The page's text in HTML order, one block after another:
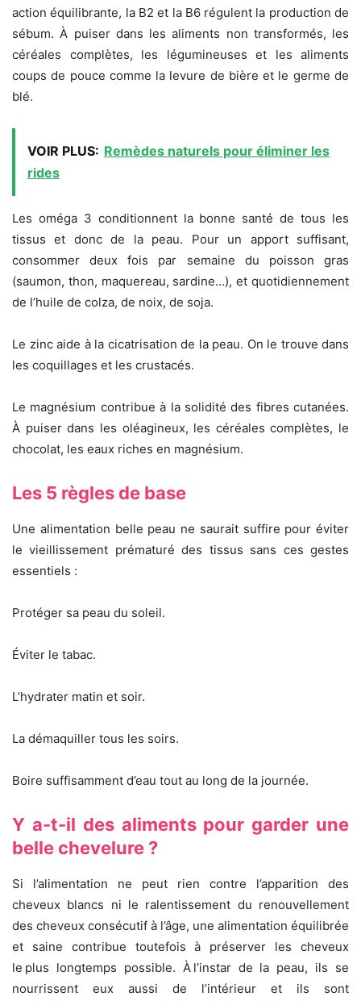
action équilibrante, la B2 et la B6 régulent la production de
sébum. À puiser dans les aliments non transformés, les
céréales complètes, les légumineuses et les aliments
coups de pouce comme la levure de bière et le germe de
blé.
VOIR PLUS: Remèdes naturels pour éliminer les
rides
Les oméga 3 conditionnent la bonne santé de tous les
tissus et donc de la peau. Pour un apport suffisant,
consommer deux fois par semaine du poisson gras
(saumon, thon, maquereau, sardine…), et quotidiennement
de l’huile de colza, de noix, de soja.
Le zinc aide à la cicatrisation de la peau. On le trouve dans
les coquillages et les crustacés.
Le magnésium contribue à la solidité des fibres cutanées.
À puiser dans les oléagineux, les céréales complètes, le
chocolat, les eaux riches en magnésium.
Les 5 règles de base
Une alimentation belle peau ne saurait suffire pour éviter
le vieillissement prématuré des tissus sans ces gestes
essentiels :
Protéger sa peau du soleil.
Éviter le tabac.
L’hydrater matin et soir.
La démaquiller tous les soirs.
Boire suffisamment d’eau tout au long de la journée.
Y a-t-il des aliments pour garder une
belle chevelure ?
Si l’alimentation ne peut rien contre l’apparition des
cheveux blancs ni le ralentissement du renouvellement
des cheveux consécutif à l’âge, une alimentation équilibrée
et saine contribue toutefois à préserver les cheveux
le plus longtemps possible. À l’instar de la peau, ils se
nourrissent eux aussi de l’intérieur et ils sont